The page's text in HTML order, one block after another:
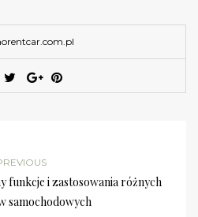
funkcje i zastosowania różnych
samochodowych